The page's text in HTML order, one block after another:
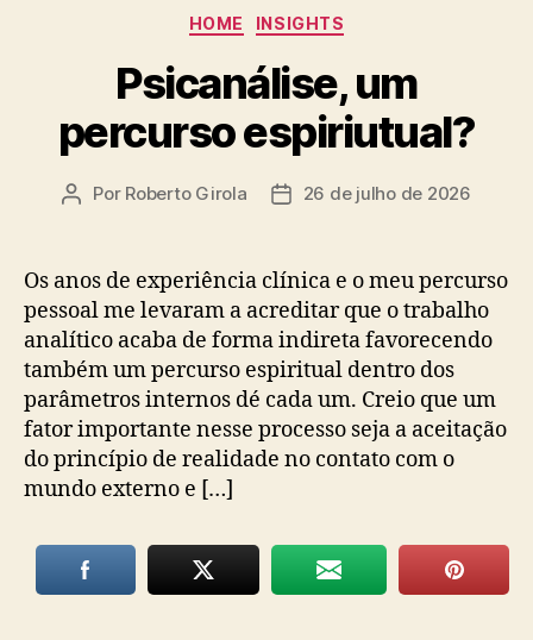
Categorias
HOME INSIGHTS
Psicanálise, um
percurso espiriutual?
Autor
Por Roberto Girola
Data26 de julho de 2026
Os anos de experiência clínica e o meu percurso
pessoal me levaram a acreditar que o trabalho
analítico acaba de forma indireta favorecendo
também um percurso espiritual dentro dos
parâmetros internos dé cada um. Creio que um
fator importante nesse processo seja a aceitação
do princípio de realidade no contato com o
mundo externo e […]